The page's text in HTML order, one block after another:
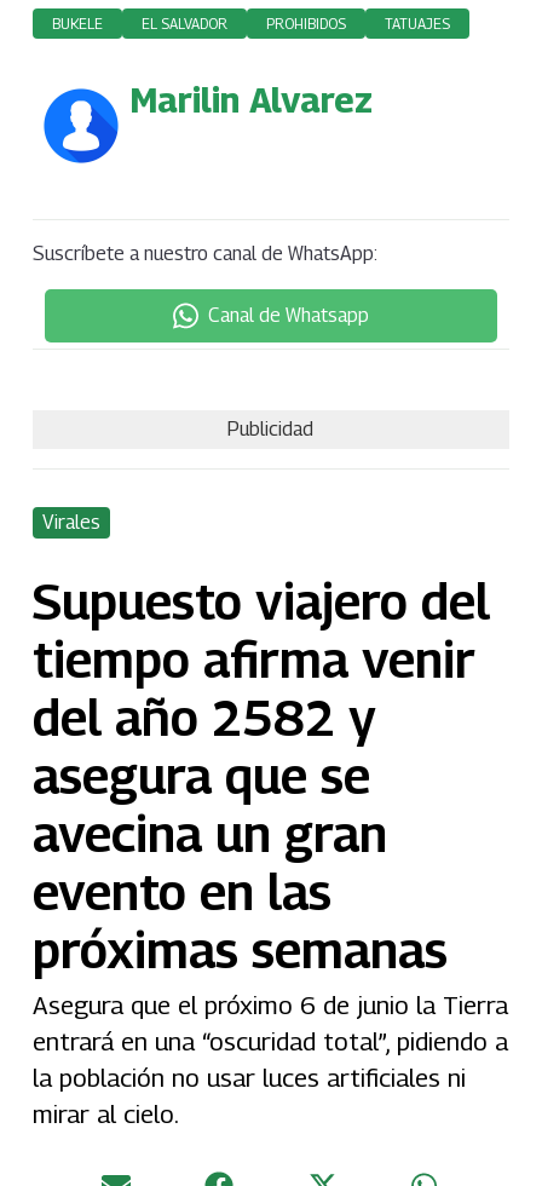
BUKELE EL SALVADOR PROHIBIDOS TATUAJES
Marilin Alvarez
Suscríbete a nuestro canal de WhatsApp:
Canal de Whatsapp
Publicidad
Virales
Supuesto viajero del
tiempo afirma venir
del año 2582 y
asegura que se
avecina un gran
evento en las
próximas semanas
Asegura que el próximo 6 de junio la Tierra
entrará en una “oscuridad total”, pidiendo a
la población no usar luces artificiales ni
mirar al cielo.